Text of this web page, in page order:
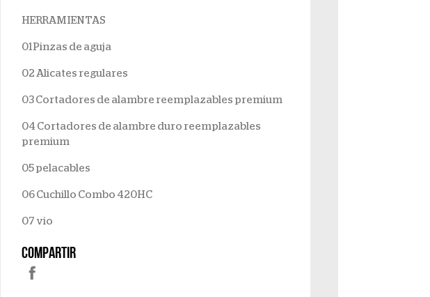
HERRAMIENTAS
01 Pinzas de aguja
02 Alicates regulares
03 Cortadores de alambre reemplazables premium
04 Cortadores de alambre duro reemplazables
premium
05 pelacables
06 Cuchillo Combo 420HC
07 vio
Compartir